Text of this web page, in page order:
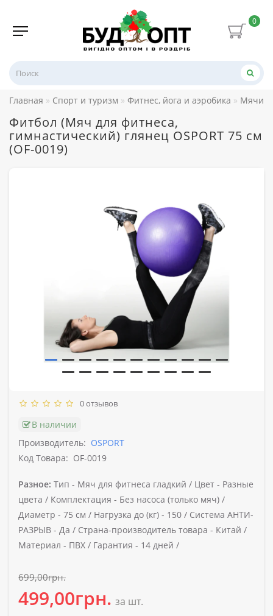
0
Главная Спорт и туризм Фитнес, йога и аэробика Мячи
Фитбол (Мяч для фитнеса,
гимнастический) глянец OSPORT 75 см
(OF-0019)
0 отзывов
В наличии
Производитель: OSPORT
Код Товара: OF-0019
Разное: Тип - Мяч для фитнеса гладкий / Цвет - Разные
цвета / Комплектация - Без насоса (только мяч) /
Диаметр - 75 см / Нагрузка до (кг) - 150 / Система АНТИ-
РАЗРЫВ - Да / Страна-производитель товара - Китай /
Материал - ПВХ / Гарантия - 14 дней /
699,00грн.
499,00грн. за шт.